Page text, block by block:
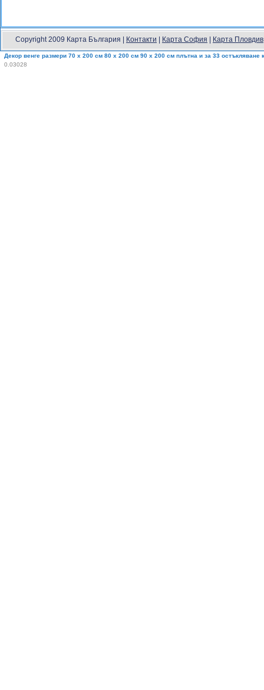
Copyright 2009 Карта България | Контакти Карта София Карта Пловдив
Декор венге размери 70 x 200 см 80 x 200 см 90 x 200 см плътна и за 33 остъкляване
0.03028